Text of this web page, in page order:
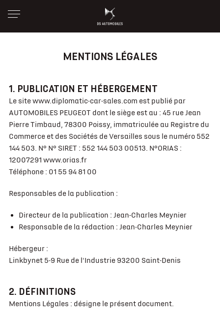
MENTIONS LÉGALES
1. PUBLICATION ET HÉBERGEMENT
Le site www.diplomatic-car-sales.com est publié par
AUTOMOBILES PEUGEOT dont le siège est au : 45 rue Jean
Pierre Timbaud, 78300 Poissy, immatriculée au Registre du
Commerce et des Sociétés de Versailles sous le numéro 552
144 503. N° N° SIRET : 552 144 503 00513. N°ORIAS :
12007291 www.orias.fr
Téléphone : 01 55 94 81 00
Responsables de la publication :
Directeur de la publication : Jean-Charles Meynier
Responsable de la rédaction : Jean-Charles Meynier
Hébergeur :
Linkbynet 5-9 Rue de l'Industrie 93200 Saint-Denis
2. DÉFINITIONS
Mentions Légales : désigne le présent document.